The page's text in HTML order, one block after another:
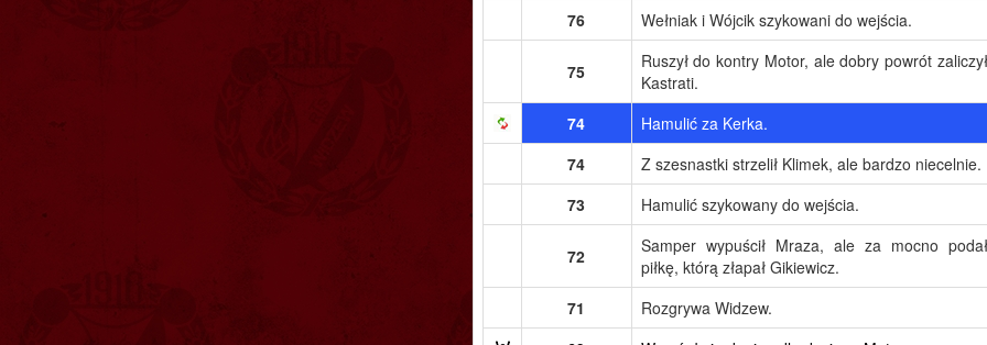
76
Wełniak i Wójcik szykowani do wejścia.
75
Ruszył do kontry Motor, ale dobry powrót zaliczył
Kastrati.
74
Hamulić za Kerka.
74
Z szesnastki strzelił Klimek, ale bardzo niecelnie.
73
Hamulić szykowany do wejścia.
72
Samper wypuścił Mraza, ale za mocno podał
piłkę, którą złapał Gikiewicz.
71
Rozgrywa Widzew.